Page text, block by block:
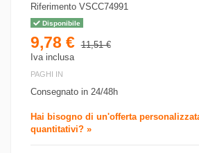
Riferimento VSCC74991
Disponibile
9,78 € 11,51 €
Iva inclusa
PAGHI IN
Consegnato in 24/48h
Hai bisogno di un'offerta
quantitativi? »